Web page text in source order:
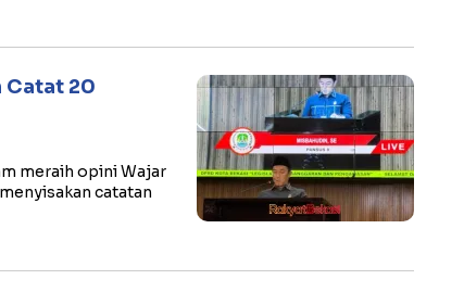
Catat 20
meraih opini Wajar
catatan